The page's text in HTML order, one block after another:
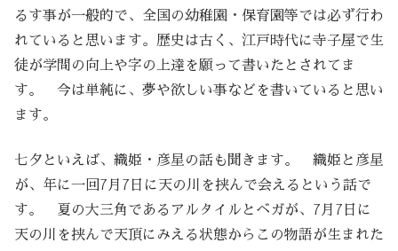
るす事が一般的で、全国の幼稚園・保育園等では必ず行わ
れていると思います。歴史は古く、江戸時代に寺子屋で生
徒が学問の向上や字の上達を願って書いたとされてま
す。 今は単純に、夢や欲しい事などを書いていると思い
ます。
七夕といえば、織姫・彦星の話も聞きます。 織姫と彦星
が、年に一回7月7日に天の川を挟んで会えるという話で
す。 夏の大三角であるアルタイルとベガが、7月7日に
天の川を挟んで天頂にみえる状態からこの物語が生まれた